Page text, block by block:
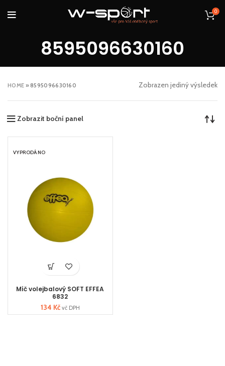
0
8595096630160
HOME »8595096630160 Zobrazen jediný výsledek
Zobrazit boční panel
VYPRODÁNO
Míč volejbalový SOFT EFFEA
6832
134 Kč vč DPH